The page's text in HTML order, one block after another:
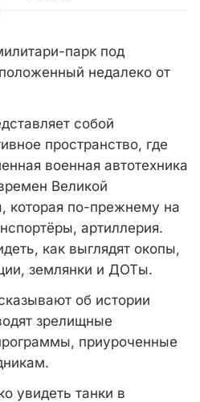
парк под
недалеко от
собой
пространство, где
военная автотехника
Великой
которая по-прежнему на
артиллерия.
как выглядят окопы,
землянки и ДОТы.
об истории
зрелищные
приуроченные
увидеть танки в